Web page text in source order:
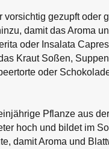
gezupft oder
damit das Aroma
oder Insalata
Kraut Soßen,
oder
Pflanze aus
hoch und bildet im
damit Aroma und